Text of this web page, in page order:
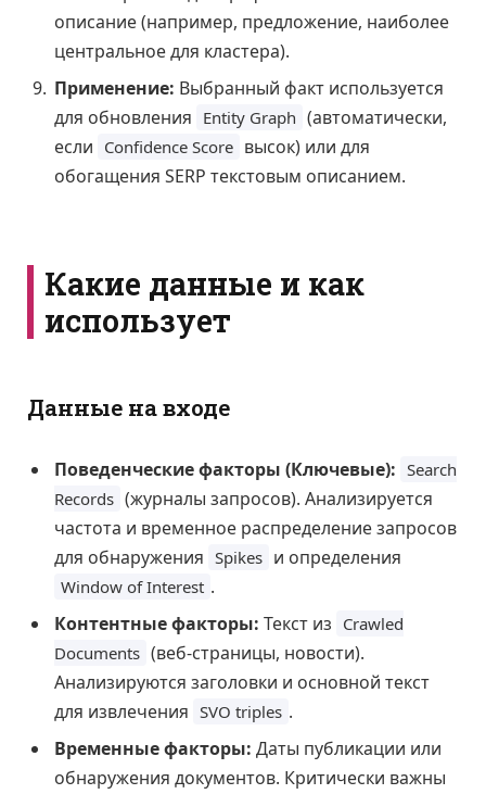
описание (например, предложение, наиболее
центральное для кластера).
Применение: Выбранный факт используется
для обновления Entity Graph (автоматически,
если Confidence Score высок) или для
обогащения SERP текстовым описанием.
Какие данные и как
использует
Данные на входе
Поведенческие факторы (Ключевые): Search
Records (журналы запросов). Анализируется
частота и временное распределение запросов
для обнаружения Spikes и определения
Window of Interest .
Контентные факторы: Текст из Crawled
Documents (веб-страницы, новости).
Анализируются заголовки и основной текст
для извлечения SVO triples .
Временные факторы: Даты публикации или
обнаружения документов. Критически важны